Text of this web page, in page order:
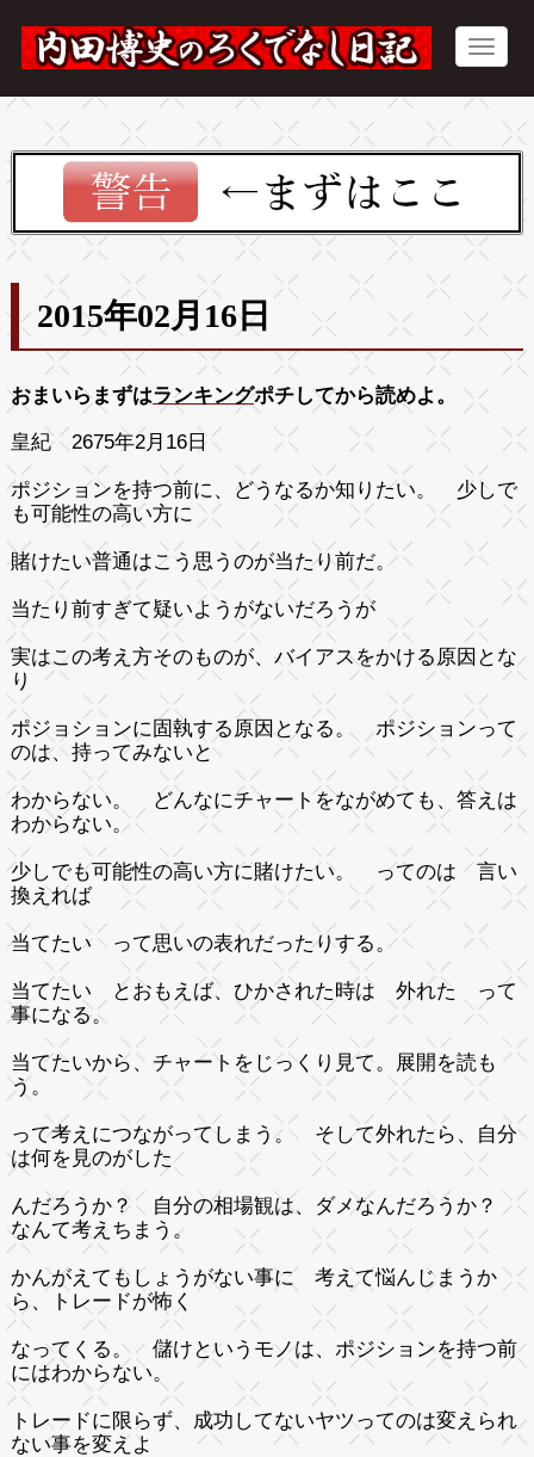
2015年02月16日
おまいらまずはランキングポチしてから読めよ。
皇紀 2675年2月16日
ポジションを持つ前に、どうなるか知りたい。 少しで
も可能性の高い方に
賭けたい普通はこう思うのが当たり前だ。
当たり前すぎて疑いようがないだろうが
実はこの考え方そのものが、バイアスをかける原因とな
り
ポジョションに固執する原因となる。 ポジションって
のは、持ってみないと
わからない。 どんなにチャートをながめても、答えは
わからない。
少しでも可能性の高い方に賭けたい。 ってのは 言い
換えれば
当てたい って思いの表れだったりする。
当てたい とおもえば、ひかされた時は 外れた って
事になる。
当てたいから、チャートをじっくり見て。展開を読も
う。
って考えにつながってしまう。 そして外れたら、自分
は何を見のがした
んだろうか？ 自分の相場観は、ダメなんだろうか？
なんて考えちまう。
かんがえてもしょうがない事に 考えて悩んじまうか
ら、トレードが怖く
なってくる。 儲けというモノは、ポジションを持つ前
にはわからない。
トレードに限らず、成功してないヤツってのは変えられ
ない事を変えよ